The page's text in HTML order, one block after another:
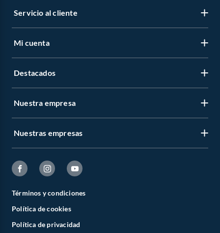
Servicio al cliente
Mi cuenta
Destacados
Nuestra empresa
Nuestras empresas
Términos y condiciones
Política de cookies
Política de privacidad